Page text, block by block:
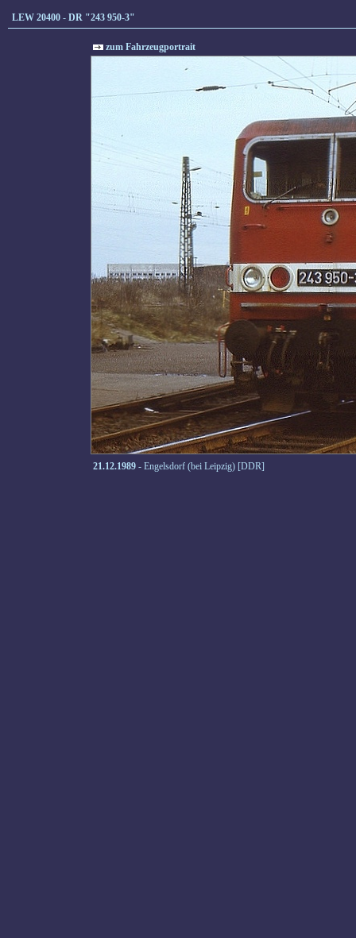
LEW 20400 - DR "243 950-3"
zum Fahrzeugportrait
21.12.1989 - Engelsdorf (bei Leipzig) [DDR]